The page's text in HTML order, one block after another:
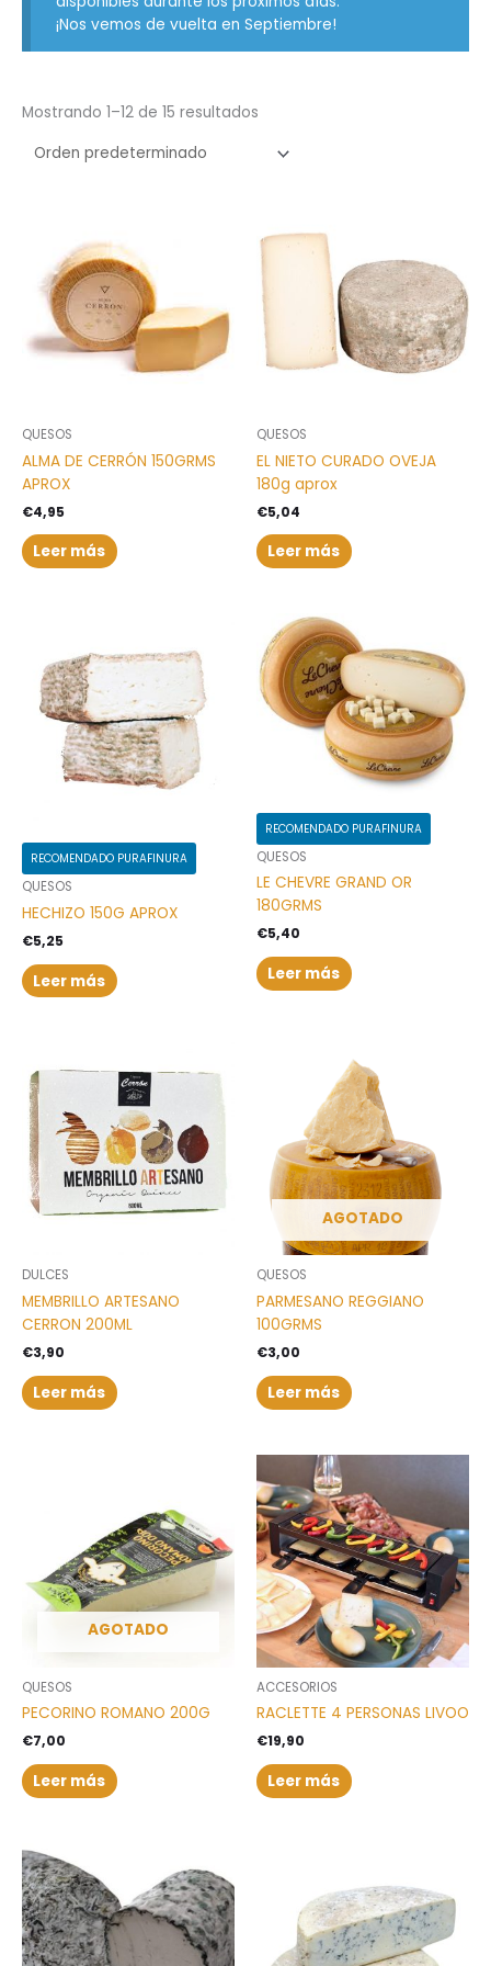
¡Nos vemos de vuelta en Septiembre!
Mostrando 1–12 de 15 resultados
QUESOS
ALMA DE CERRÓN 150GRMS
APROX
€4,95
Leer más
QUESOS
EL NIETO CURADO OVEJA
180g aprox
€5,04
Leer más
RECOMENDADO PURAFINURA
QUESOS
HECHIZO 150G APROX
€5,25
Leer más
RECOMENDADO PURAFINURA
QUESOS
LE CHEVRE GRAND OR
180GRMS
€5,40
Leer más
DULCES
MEMBRILLO ARTESANO
CERRON 200ML
€3,90
Leer más
AGOTADO
QUESOS
PARMESANO REGGIANO
100GRMS
€3,00
Leer más
AGOTADO
QUESOS
PECORINO ROMANO 200G
€7,00
Leer más
ACCESORIOS
RACLETTE 4 PERSONAS LIVOO
€19,90
Leer más